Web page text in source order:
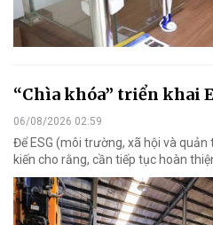
“Chìa khóa” triển khai
06/08/2026 02:59
Để ESG (môi trường, xã hội và
kiến cho rằng, cần tiếp tục hoàn